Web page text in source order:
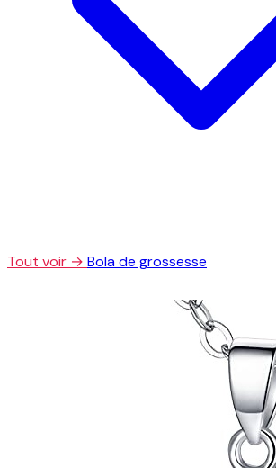
Tout voir → Bola de grossesse